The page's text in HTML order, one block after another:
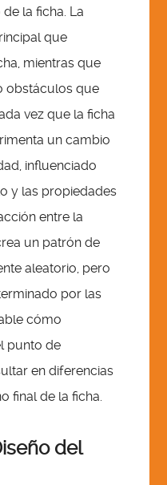
la ficha. La
que
mientras que
obstáculos que
vez que la ficha
un cambio
influenciado
y las propiedades
entre la
un patrón de
aleatorio, pero
por las
cómo
punto de
en diferencias
final de la ficha.
del